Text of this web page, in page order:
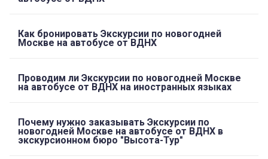
Как бронировать Экскурсии по новогодней
Москве на автобусе от ВДНХ
Проводим ли Экскурсии по новогодней Москве
на автобусе от ВДНХ на иностранных языках
Почему нужно заказывать Экскурсии по
новогодней Москве на автобусе от ВДНХ в
экскурсионном бюро "Высота-Тур"